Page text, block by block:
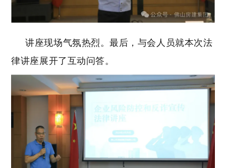
讲座现场气氛热烈。最后，与会人员就本次法
律讲座展开了互动问答。